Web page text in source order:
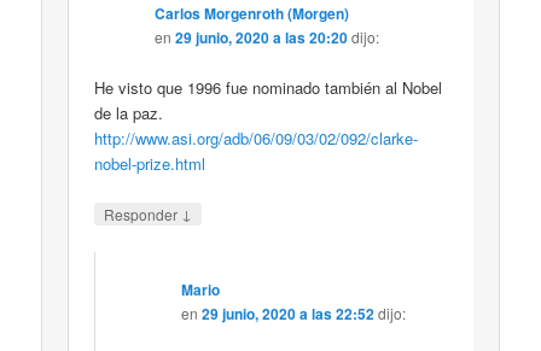
Carlos Morgenroth (Morgen)
en29 junio, 2020 a las 20:20dijo:
He visto que 1996 fue nominado también al Nobel
de la paz.
http://www.asi.org/adb/06/09/03/02/092/clarke-
nobel-prize.html
Responder ↓
Mario
en29 junio, 2020 a las 22:52 dijo: